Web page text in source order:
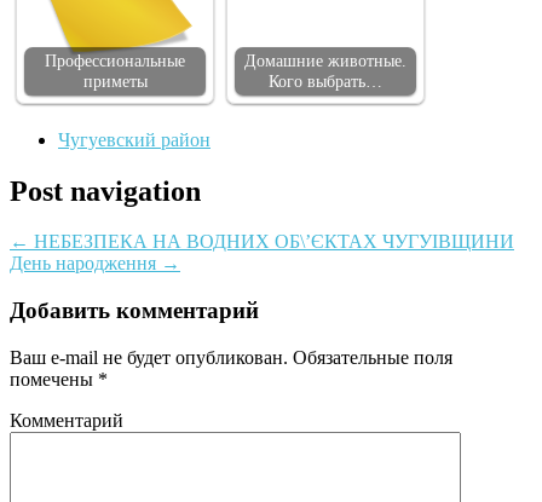
Профессиональные
приметы
Домашние животные.
Кого выбрать…
Чугуевский район
Post navigation
← НЕБЕЗПЕКА НА ВОДНИХ ОБ\’ЄКТАХ ЧУГУІВЩИНИ
День народження →
Добавить комментарий
Ваш e-mail не будет опубликован. Обязательные поля
помечены *
Комментарий